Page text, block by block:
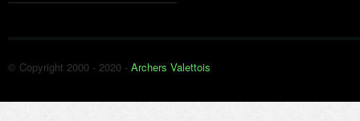
© Copyright 2000 - 2020 - Archers Valettois